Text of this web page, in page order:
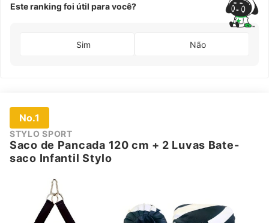
Este ranking foi útil para você?
Sim Não
No.1
STYLO SPORT
Saco de Pancada 120 cm + 2 Luvas Bate-
saco Infantil Stylo